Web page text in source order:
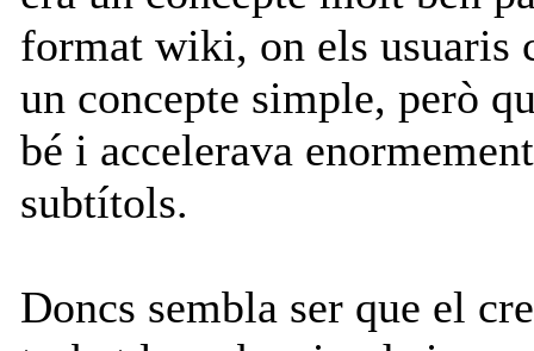
format wiki, on els usuaris
un concepte simple, però
bé i accelerava
subtítols.
Doncs sembla ser que el